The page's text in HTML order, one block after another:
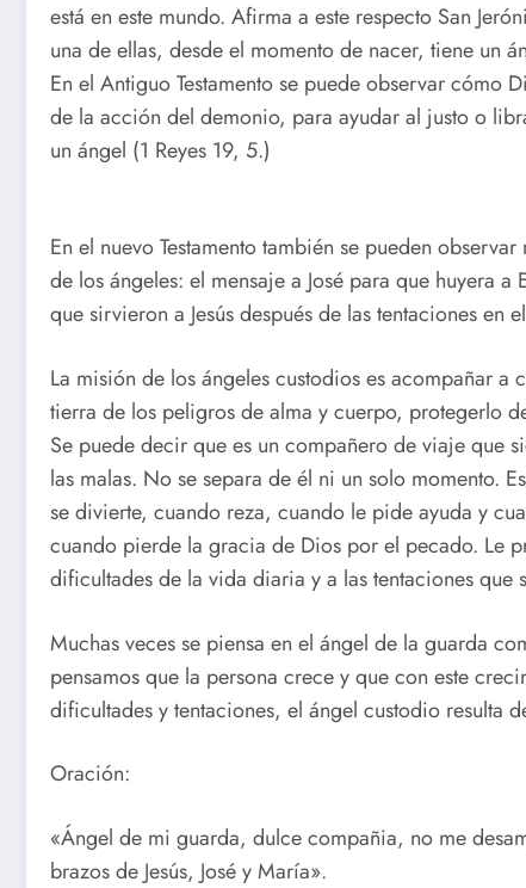
está en este mundo. Afirma a este respecto San
una de ellas, desde el momento de nacer, tiene un
En el Antiguo Testamento se puede observar cómo
de la acción del demonio, para ayudar al justo o
un ángel (1 Reyes 19, 5.)
En el nuevo Testamento también se pueden
de los ángeles: el mensaje a José para que huyera
que sirvieron a Jesús después de las tentaciones en
La misión de los ángeles custodios es acompañar
tierra de los peligros de alma y cuerpo, protegerlo
Se puede decir que es un compañero de viaje que
las malas. No se separa de él ni un solo momento.
se divierte, cuando reza, cuando le pide ayuda y
cuando pierde la gracia de Dios por el pecado. Le
dificultades de la vida diaria y a las tentaciones que
Muchas veces se piensa en el ángel de la guarda
pensamos que la persona crece y que con este
dificultades y tentaciones, el ángel custodio resulta
Oración:
«Ángel de mi guarda, dulce compañia, no me
brazos de Jesús, José y María».